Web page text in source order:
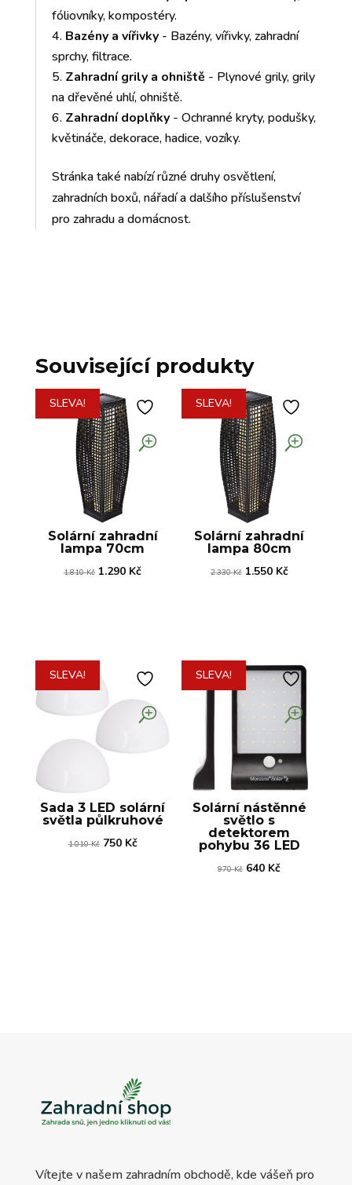
fóliovníky, kompostéry.
Bazény a vířivky- Bazény, vířivky, zahradní
sprchy, filtrace.
Zahradní grily a ohniště - Plynové grily, grily
na dřevěné uhlí, ohniště.
Zahradní doplňky- Ochranné kryty, podušky,
květináče, dekorace, hadice, vozíky.
Stránka také nabízí různé druhy osvětlení,
zahradních boxů, nářadí a dalšího příslušenství
pro zahradu a domácnost.
Související produkty
SLEVA!
Solární zahradní
lampa 70cm
1.810Kč Původní
1.290 KčAktuální
SLEVA!
Solární zahradní
lampa 80cm
2.330Kč Původní
1.550 KčAktuální
SLEVA!
Sada 3 LED solární
světla půlkruhové
1.010Kč Původní
750 KčAktuální
SLEVA!
Solární nástěnné
světlo s
detektorem
pohybu 36 LED
970Kč Původní
640 KčAktuální
Vítejte v našem zahradním obchodě, kde vášeň pro